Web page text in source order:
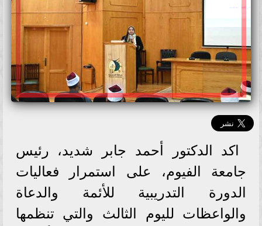
اكد الدكتور أحمد جابر شديد، رئيس
جامعة الفيوم، على استمرار فعاليات
الدورة التدريبية للأئمة والدعاة
والواعظات لليوم الثالث والتي تنظمها